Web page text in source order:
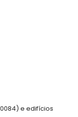
e edifícios